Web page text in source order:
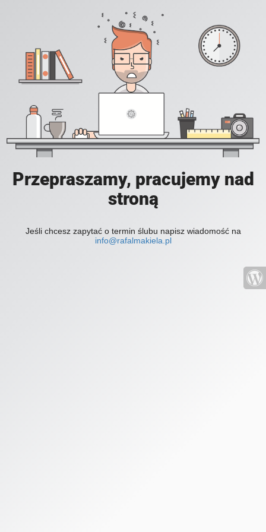
Przepraszamy, pracujemy nad
stroną
Jeśli chcesz zapytać o termin ślubu napisz wiadomość na
info@rafalmakiela.pl